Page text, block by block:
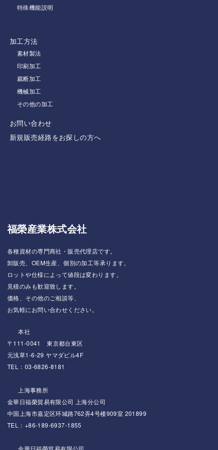
特殊機能説明
加工方法
素材製法
印刷加工
裁断加工
機械加工
その他の加工
お問い合わせ
新規販売経路をお探しの方へ
福榮産業株式会社
各種資材の専門商社・販売代理店です。
卸販売、OEM生産、個別の加工等承ります。
ロットや仕様によって値段は変わります。
見積のみも歓迎致します。
価格、その他のご相談等、
お気軽にお問い合わせください。
本社
〒111-0041 東京都台東区
元浅草1-6-29 ヤマダビル4F
TEL：03-6826-8181
上海事務所
金華日福榮貿易有限公司 上海分公司
中国上海市嘉定区环城路762弄4号楼909室 201899
TEL：+86-189-6937-1855
金華日福榮貿易有限公司